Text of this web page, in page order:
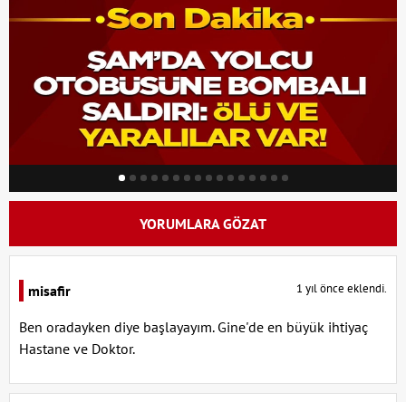
YORUMLARA GÖZAT
misafir 1 yıl önce eklendi.
Ben oradayken diye başlayayım. Gine'de en büyük ihtiyaç
Hastane ve Doktor.